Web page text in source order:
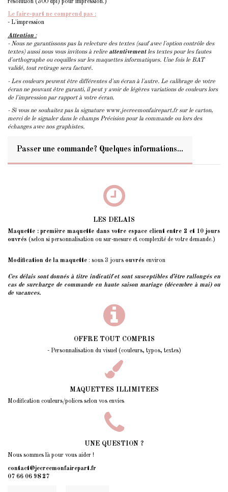
résolution (300 dpi) pour impression.)
Le faire-part ne comprend pas :
- L'impression
Attention :
- Nous ne garantissons pas la relecture des textes (sauf avec l'option contrôle des
textes) aussi nous vous invitons à relire attentivementles textes pour les fautes
d'orthographe ou coquilles sur les maquettes informatiques. Une fois le BAT
validé, tout retirage sera facturé.
- Les couleurs peuvent être différentes d'un écran à l'autre. Le calibrage de votre
écran ne pouvant être garanti, il peut y avoir de légères variations de couleurs lors
de l'impression par rapport à votre écran.
- Si vous ne souhaitez pas la signature www.jecreemonfairepart.fr sur le carton,
merci de le signaler dans le champs Précision pour la commande ou lors des
échanges avec nos graphistes.
Passer une commande? Quelques informations...
LES DELAIS
Maquette : première maquette dans votre espace client entre 2 et 10 jours
ouvrés (selon si personnalisation ou sur-mesure et complexité de votre demande.)
Modification de la maquette : sous 3 jours ouvrés environ
Ces délais sont donnés à titre indicatif et sont susceptibles d’être rallongés en
cas de surcharge de commande en haute saison mariage (décembre à mai) ou
de vacances.
OFFRE TOUT COMPRIS
- Personnalisation du visuel (couleurs, typos, textes)
MAQUETTES ILLIMITEES
Modification couleurs/polices selon vos envies
UNE QUESTION ?
Nous sommes là pour vous aider !
contact@jecreemonfairepart.fr
07 66 06 98 27